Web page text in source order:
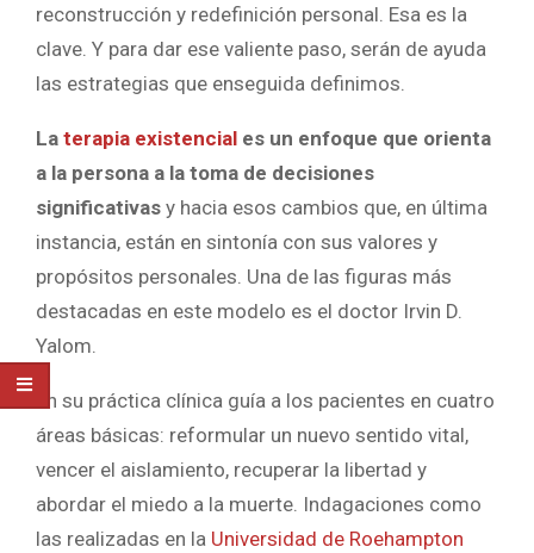
reconstrucción y redefinición personal. Esa es la
clave. Y para dar ese valiente paso, serán de ayuda
las estrategias que enseguida definimos.
La terapia existencial es un enfoque que orienta
a la persona a la toma de decisiones
significativas y hacia esos cambios que, en última
instancia, están en sintonía con sus valores y
propósitos personales. Una de las figuras más
destacadas en este modelo es el doctor Irvin D.
Yalom.
En su práctica clínica guía a los pacientes en cuatro
áreas básicas: reformular un nuevo sentido vital,
vencer el aislamiento, recuperar la libertad y
abordar el miedo a la muerte. Indagaciones como
las realizadas en la Universidad de Roehampton